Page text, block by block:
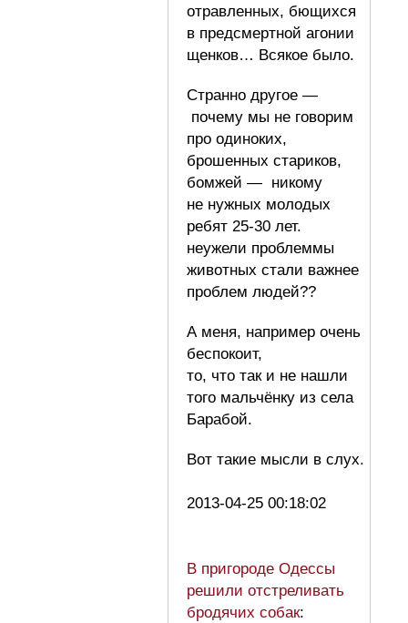
отравленных, бющихся
в предсмертной агонии
щенков… Всякое было.
Странно другое —
почему мы не говорим
про одиноких,
брошенных стариков,
бомжей — никому
не нужных молодых
ребят 25-30 лет.
неужели проблеммы
животных стали важнее
проблем людей??
А меня, например очень
беспокоит,
то, что так и не нашли
того мальчёнку из села
Барабой.
Вот такие мысли в слух.
2013-04-25 00:18:02
В пригороде Одессы
решили отстреливать
бродячих собак: